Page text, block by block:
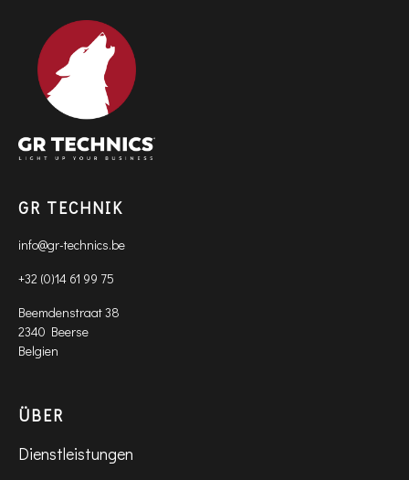
GR TECHNIK
info@gr-technics.be
+32 (0)14 61 99 75
Beemdenstraat 38
2340 Beerse
Belgien
ÜBER
Dienstleistungen